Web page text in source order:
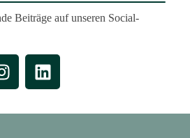
Beiträge auf unseren Social-